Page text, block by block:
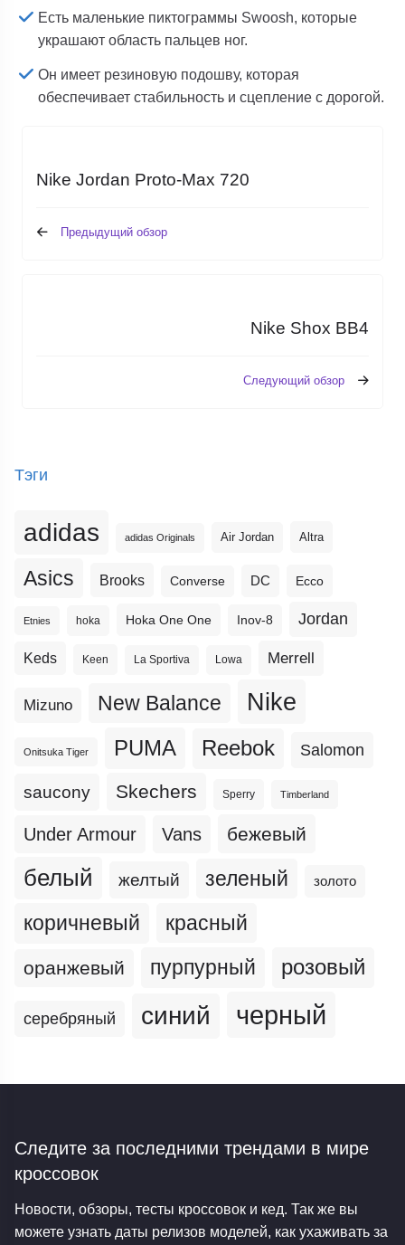
Есть маленькие пиктограммы Swoosh, которые
украшают область пальцев ног.
Он имеет резиновую подошву, которая
обеспечивает стабильность и сцепление с дорогой.
Nike Jordan Proto-Max 720
Предыдущий обзор
Nike Shox BB4
Следующий обзор
Тэги
adidas adidas Originals Air Jordan Altra
Asics Brooks Converse DC Ecco
Etnies hoka Hoka One One Inov-8 Jordan
Keds Keen La Sportiva Lowa Merrell
Mizuno New Balance Nike
Onitsuka Tiger PUMA Reebok Salomon
saucony Skechers Sperry Timberland
Under Armour Vans бежевый
белый желтый зеленый золото
коричневый красный
оранжевый пурпурный розовый
серебряный синий черный
Следите за последними трендами в мире
кроссовок
Новости, обзоры, тесты кроссовок и кед. Так же вы
можете узнать даты релизов моделей, как ухаживать за